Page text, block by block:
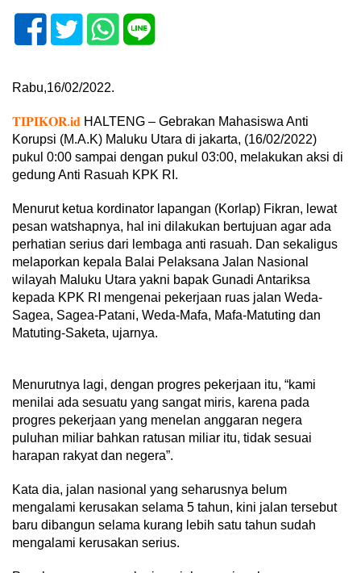
Rabu,16/02/2022.
𝐓𝐈𝐏𝐈𝐊𝐎𝐑.𝐢𝐝 HALTENG – Gebrakan Mahasiswa Anti
Korupsi (M.A.K) Maluku Utara di jakarta, (16/02/2022)
pukul 0:00 sampai dengan pukul 03:00, melakukan aksi di
gedung Anti Rasuah KPK RI.
Menurut ketua kordinator lapangan (Korlap) Fikran, lewat
pesan watshapnya, hal ini dilakukan bertujuan agar ada
perhatian serius dari lembaga anti rasuah. Dan sekaligus
melaporkan kepala Balai Pelaksana Jalan Nasional
wilayah Maluku Utara yakni bapak Gunadi Antariksa
kepada KPK RI mengenai pekerjaan ruas jalan Weda-
Sagea, Sagea-Patani, Weda-Mafa, Mafa-Matuting dan
Matuting-Saketa, ujarnya.
Menurutnya lagi, dengan progres pekerjaan itu, “kami
menilai ada sesuatu yang sangat miris, karena pada
progres pekerjaan yang menelan anggaran negera
puluhan miliar bahkan ratusan miliar itu, tidak sesuai
harapan rakyat dan negera”.
Kata dia, jalan nasional yang seharusnya belum
mengalami kerusakan selama 5 tahun, kini jalan tersebut
baru dibangun selama kurang lebih satu tahun sudah
mengalami kerusakan serius.